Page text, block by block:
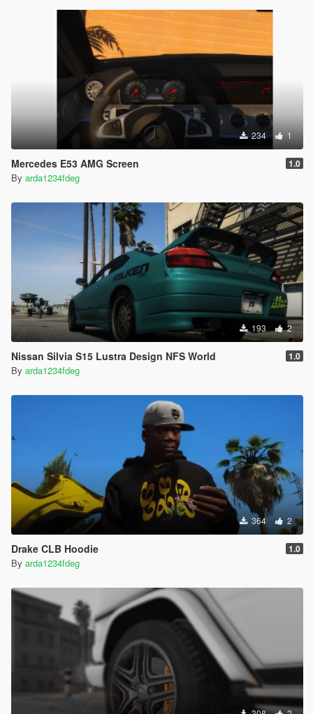
234 1
Mercedes E53 AMG Screen 1.0
By arda1234fdeg
193 2
Nissan Silvia S15 Lustra Design NFS World 1.0
By arda1234fdeg
364 2
Drake CLB Hoodie 1.0
By arda1234fdeg